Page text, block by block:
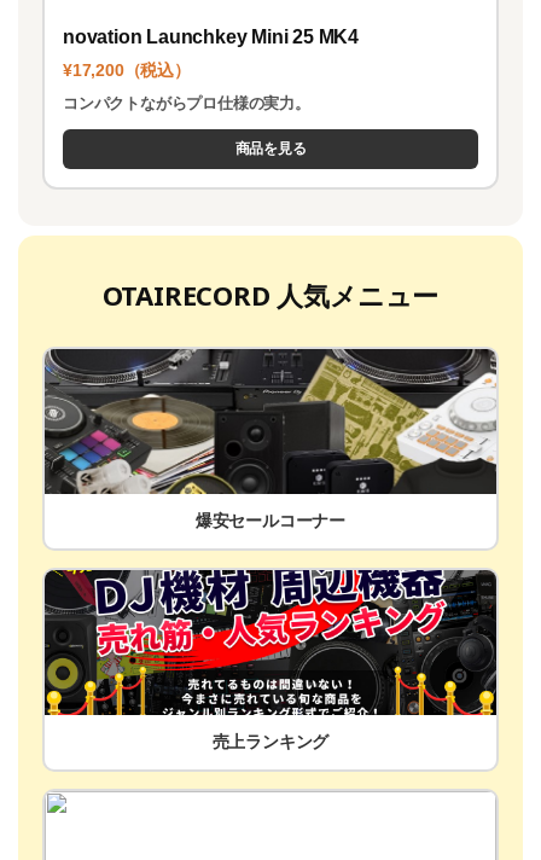
novation Launchkey Mini 25 MK4
¥17,200（税込）
コンパクトながらプロ仕様の実力。
商品を見る
OTAIRECORD 人気メニュー
爆安セールコーナー
売上ランキング